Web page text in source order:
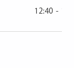
12:40 -